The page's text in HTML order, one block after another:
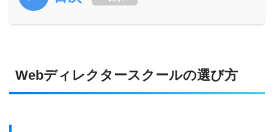
2022年｜ステップ・アラウンド株式会社 執行役員
Webディレクタースクールの選び方